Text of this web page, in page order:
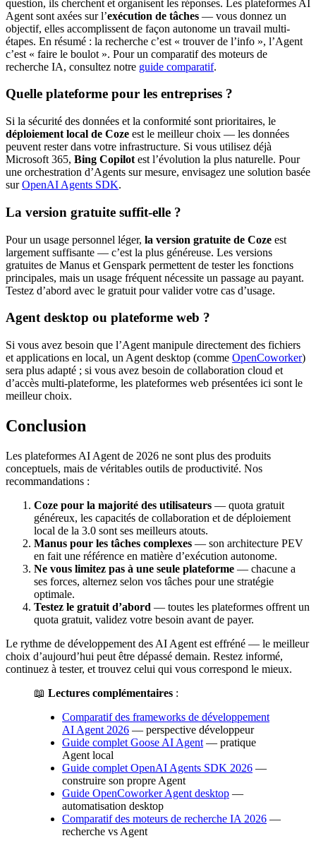
question, ils cherchent et organisent les réponses. Les plateformes AI
Agent sont axées sur l’exécution de tâches — vous donnez un
objectif, elles accomplissent de façon autonome un travail multi-
étapes. En résumé : la recherche c’est « trouver de l’info », l’Agent
c’est « faire le boulot ». Pour un comparatif des moteurs de
recherche IA, consultez notre guide comparatif.
Quelle plateforme pour les entreprises ?
Si la sécurité des données et la conformité sont prioritaires, le
déploiement local de Coze est le meilleur choix — les données
peuvent rester dans votre infrastructure. Si vous utilisez déjà
Microsoft 365, Bing Copilot est l’évolution la plus naturelle. Pour
une orchestration d’Agents sur mesure, envisagez une solution basée
surOpenAI Agents SDK.
La version gratuite suffit-elle ?
Pour un usage personnel léger, la version gratuite de Coze est
largement suffisante — c’est la plus généreuse. Les versions
gratuites de Manus et Genspark permettent de tester les fonctions
principales, mais un usage fréquent nécessite un passage au payant.
Testez d’abord avec le gratuit pour valider votre cas d’usage.
Agent desktop ou plateforme web ?
Si vous avez besoin que l’Agent manipule directement des fichiers
et applications en local, un Agent desktop (comme OpenCoworker)
sera plus adapté ; si vous avez besoin de collaboration cloud et
d’accès multi-plateforme, les plateformes web présentées ici sont le
meilleur choix.
Conclusion
Les plateformes AI Agent de 2026 ne sont plus des produits
conceptuels, mais de véritables outils de productivité. Nos
recommandations :
Coze pour la majorité des utilisateurs — quota gratuit
généreux, les capacités de collaboration et de déploiement
local de la 3.0 sont ses meilleurs atouts.
Manus pour les tâches complexes — son architecture PEV
en fait une référence en matière d’exécution autonome.
Ne vous limitez pas à une seule plateforme — chacune a
ses forces, alternez selon vos tâches pour une stratégie
optimale.
Testez le gratuit d’abord — toutes les plateformes offrent un
quota gratuit, validez votre besoin avant de payer.
Le rythme de développement des AI Agent est effréné — le meilleur
choix d’aujourd’hui peut être dépassé demain. Restez informé,
continuez à tester, et trouvez celui qui vous correspond le mieux.
📖 Lectures complémentaires :
Comparatif des frameworks de développement
AI Agent 2026 — perspective développeur
Guide complet Goose AI Agent — pratique
Agent local
Guide complet OpenAI Agents SDK 2026 —
construire son propre Agent
Guide OpenCoworker Agent desktop —
automatisation desktop
Comparatif des moteurs de recherche IA 2026 —
recherche vs Agent